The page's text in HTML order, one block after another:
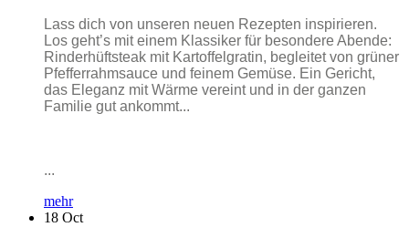
Lass dich von unseren neuen Rezepten inspirieren.
Los geht’s mit einem Klassiker für besondere Abende:
Rinderhüftsteak mit Kartoffelgratin, begleitet von grüner
Pfefferrahmsauce und feinem Gemüse. Ein Gericht,
das Eleganz mit Wärme vereint und in der ganzen
Familie gut ankommt...
...
mehr
18 Oct